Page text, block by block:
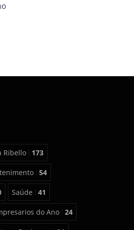
Ribello 173
54
Saúde 41
do Ano 24